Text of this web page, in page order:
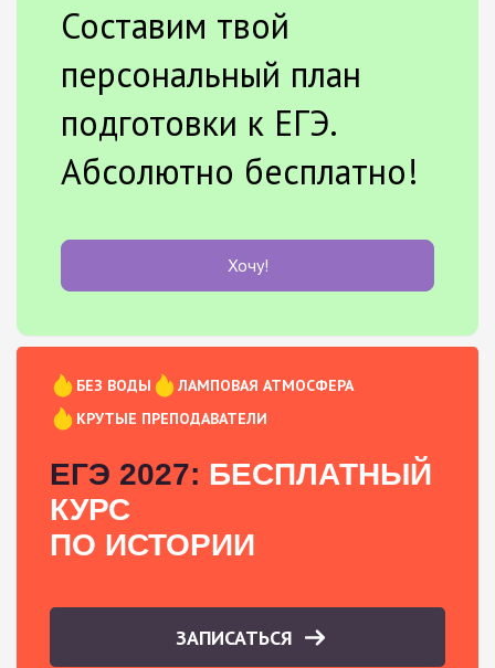
Составим твой
персональный план
подготовки к ЕГЭ.
Абсолютно бесплатно!
Хочу!
БЕЗ ВОДЫ
ЛАМПОВАЯ АТМОСФЕРА
КРУТЫЕ ПРЕПОДАВАТЕЛИ
ЕГЭ 2027: БЕСПЛАТНЫЙ
КУРС
ПО ИСТОРИИ
ЗАПИСАТЬСЯ